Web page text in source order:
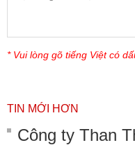
* Vui lòng gõ tiếng Việt có
TIN MỚI HƠN
Công ty Than